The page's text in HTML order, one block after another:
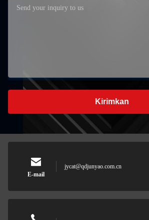
Kirimkan
E-mail
jycat@qdjunyao.com.cn